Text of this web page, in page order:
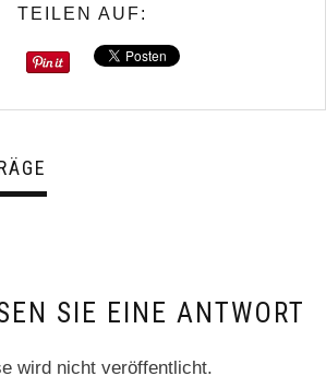
TEILEN AUF:
SIE EINE ANTWORT
wird nicht veröffentlicht.